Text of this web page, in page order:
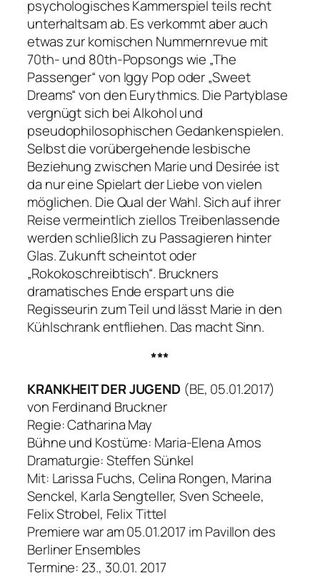
psychologisches Kammerspiel teils recht
unterhaltsam ab. Es verkommt aber auch
etwas zur komischen Nummernrevue mit
70th- und 80th-Popsongs wie „The
Passenger“von Iggy Pop oder„Sweet
Dreams“von den Eurythmics. Die Partyblase
vergnügt sich bei Alkohol und
pseudophilosophischen Gedankenspielen.
Selbst die vorübergehende lesbische
Beziehung zwischen Marie und Desirée ist
da nur eine Spielart der Liebe von vielen
möglichen. Die Qual der Wahl. Sich auf ihrer
Reise vermeintlich ziellos Treibenlassende
werden schließlich zu Passagieren hinter
Glas. Zukunft scheintot oder
„Rokokoschreibtisch“. Bruckners
dramatisches Ende erspart uns die
Regisseurin zum Teil und lässt Marie in den
Kühlschrank entfliehen. Das macht Sinn.
***
KRANKHEIT DER JUGEND (BE, 05.01.2017)
von Ferdinand Bruckner
Regie: Catharina May
Bühne und Kostüme: Maria-Elena Amos
Dramaturgie: Steffen Sünkel
Mit: Larissa Fuchs, Celina Rongen, Marina
Senckel, Karla Sengteller, Sven Scheele,
Felix Strobel, Felix Tittel
Premiere war am 05.01.2017 im Pavillon des
Berliner Ensembles
Termine: 23., 30.01. 2017